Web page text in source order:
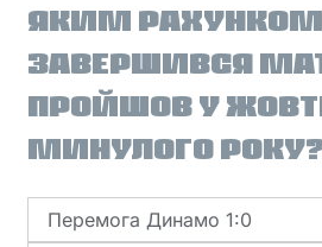
ЯКИМ РАХУНКОМ
ЗАВЕРШИВСЯ
ПРОЙШОВ У
МИНУЛОГО
Перемога Динамо 1:0